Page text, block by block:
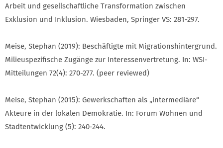
Arbeit und gesellschaftliche Transformation zwischen
Exklusion und Inklusion. Wiesbaden, Springer VS: 281-297.
Meise, Stephan (2019): Beschäftigte mit Migrationshintergrund.
Milieuspezifische Zugänge zur Interessenvertretung. In: WSI-
Mitteilungen 72(4): 270-277. (peer reviewed)
Meise, Stephan (2015): Gewerkschaften als „intermediäre“
Akteure in der lokalen Demokratie. In: Forum Wohnen und
Stadtentwicklung (5): 240-244.